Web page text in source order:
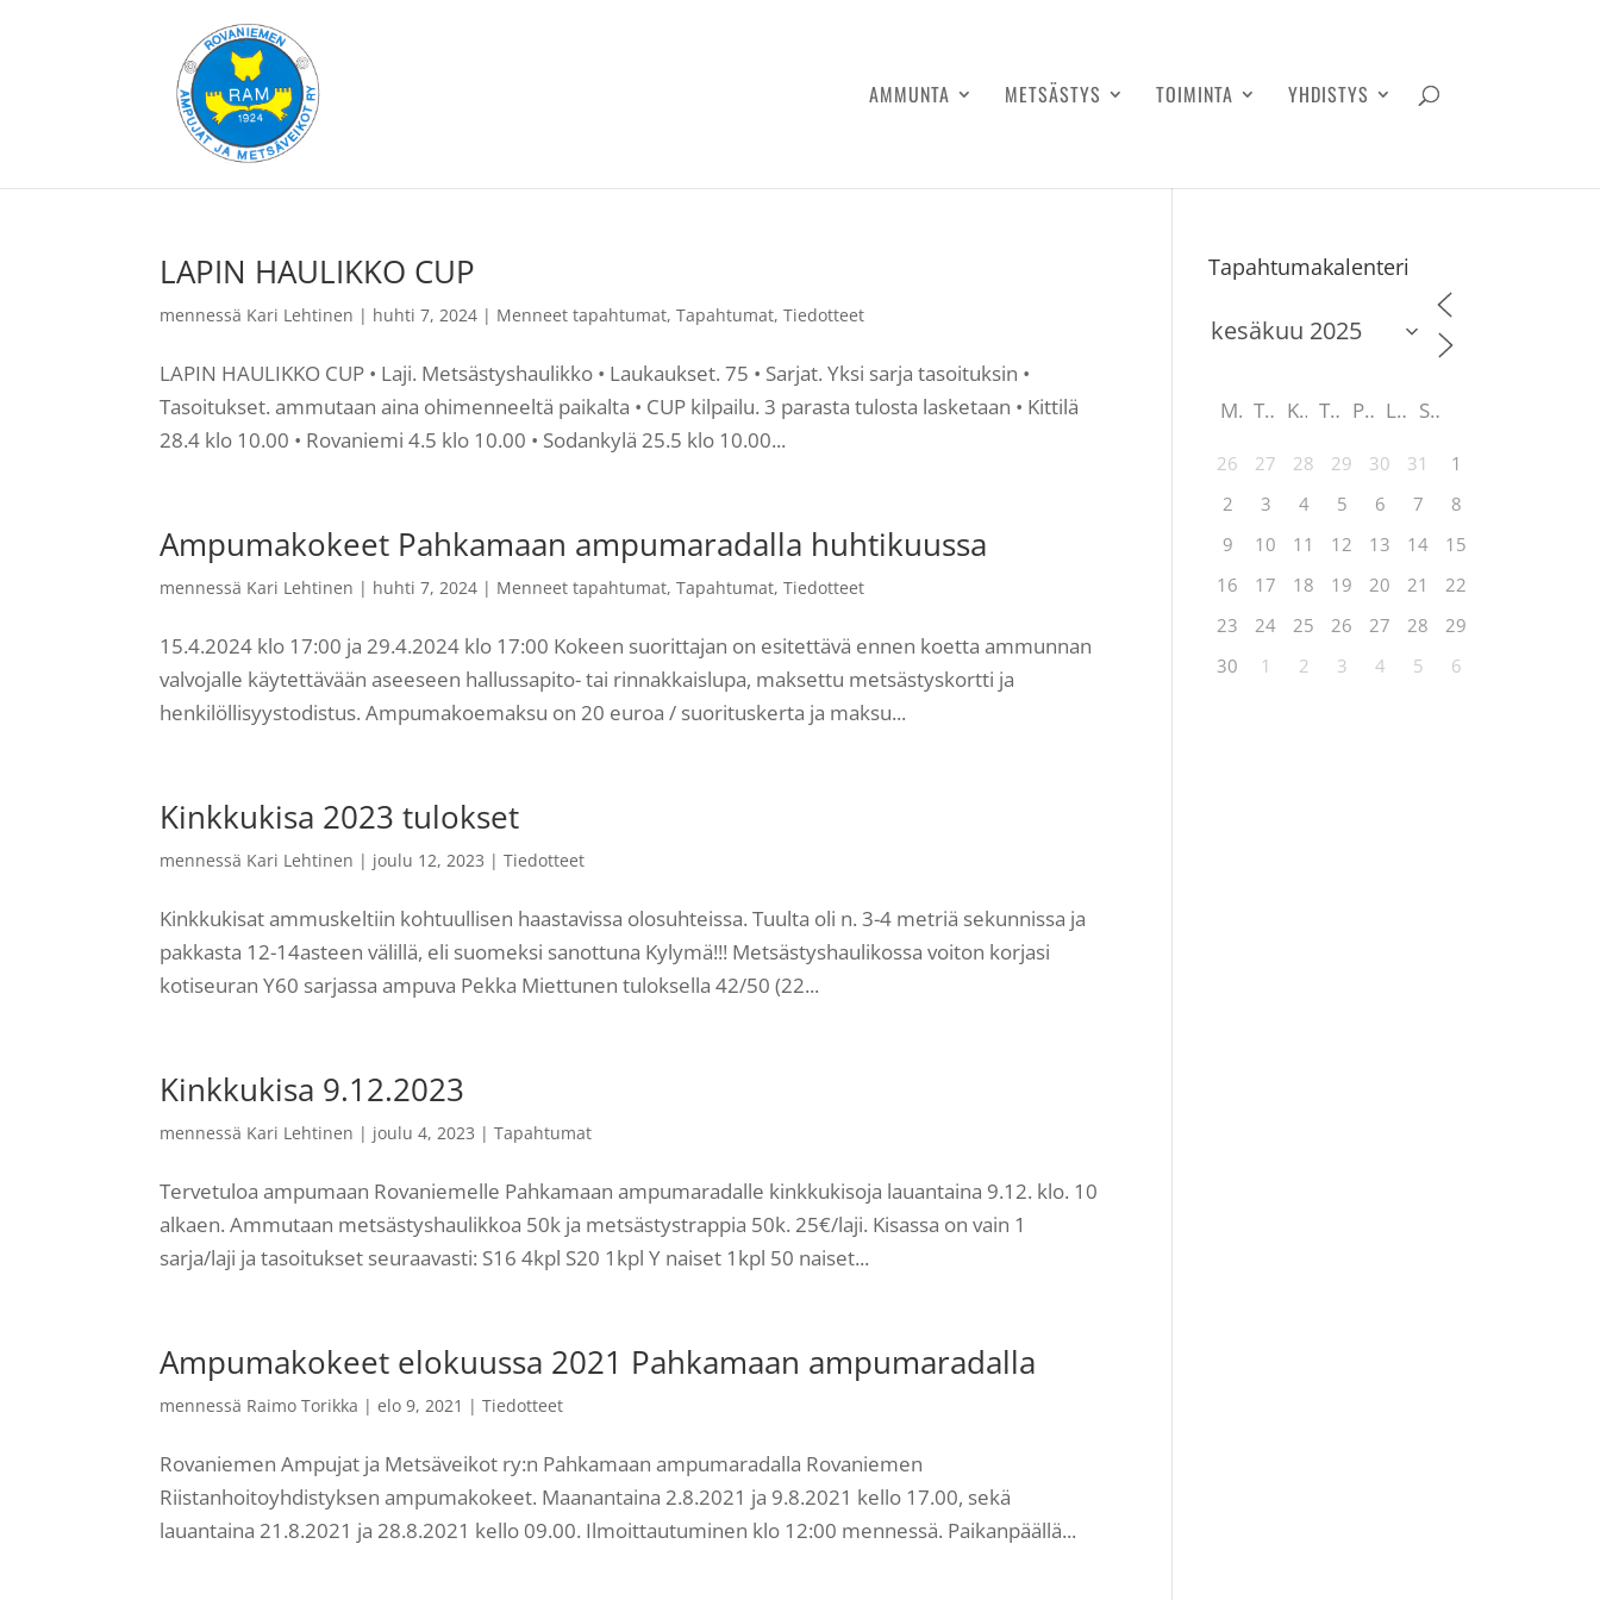
AMMUNTA METSÄSTYS TOIMINTA YHDISTYS
LAPIN HAULIKKO CUP
mennessä Kari Lehtinen | huhti 7, 2024 | Menneet tapahtumat,Tapahtumat,Tiedotteet
LAPIN HAULIKKO CUP • Laji. Metsästyshaulikko • Laukaukset. 75 • Sarjat. Yksi sarja tasoituksin •
Tasoitukset. ammutaan aina ohimenneeltä paikalta • CUP kilpailu. 3 parasta tulosta lasketaan • Kittilä
28.4 klo 10.00 • Rovaniemi 4.5 klo 10.00 • Sodankylä 25.5 klo 10.00...
Ampumakokeet Pahkamaan ampumaradalla huhtikuussa
mennessä Kari Lehtinen | huhti 7, 2024 | Menneet tapahtumat,Tapahtumat,Tiedotteet
15.4.2024 klo 17:00 ja 29.4.2024 klo 17:00 Kokeen suorittajan on esitettävä ennen koetta ammunnan
valvojalle käytettävään aseeseen hallussapito- tai rinnakkaislupa, maksettu metsästyskortti ja
henkilöllisyystodistus. Ampumakoemaksu on 20 euroa / suorituskerta ja maksu...
Kinkkukisa 2023 tulokset
mennessä Kari Lehtinen | joulu 12, 2023 |Tiedotteet
Kinkkukisat ammuskeltiin kohtuullisen haastavissa olosuhteissa. Tuulta oli n. 3-4 metriä sekunnissa ja
pakkasta 12-14asteen välillä, eli suomeksi sanottuna Kylymä!!! Metsästyshaulikossa voiton korjasi
kotiseuran Y60 sarjassa ampuva Pekka Miettunen tuloksella 42/50 (22...
Kinkkukisa 9.12.2023
mennessä Kari Lehtinen | joulu 4, 2023 |Tapahtumat
Tervetuloa ampumaan Rovaniemelle Pahkamaan ampumaradalle kinkkukisoja lauantaina 9.12. klo. 10
alkaen. Ammutaan metsästyshaulikkoa 50k ja metsästystrappia 50k. 25€/laji. Kisassa on vain 1
sarja/laji ja tasoitukset seuraavasti: S16 4kpl S20 1kpl Y naiset 1kpl 50 naiset...
Ampumakokeet elokuussa 2021 Pahkamaan ampumaradalla
mennessä Raimo Torikka |elo 9, 2021 |Tiedotteet
Rovaniemen Ampujat ja Metsäveikot ry:n Pahkamaan ampumaradalla Rovaniemen
Riistanhoitoyhdistyksen ampumakokeet. Maanantaina 2.8.2021 ja 9.8.2021 kello 17.00, sekä
lauantaina 21.8.2021 ja 28.8.2021 kello 09.00. Ilmoittautuminen klo 12:00 mennessä. Paikanpäällä...
Tapahtumakalenteri
M T K T P L S
26 27 28 29 30 31
1
2
3 4 5 6 7
8
9
10 11 12 13 14
15
16
17 18 19 20 21
22
23
24 25 26 27 28
29
30
1 2 3 4 5 6